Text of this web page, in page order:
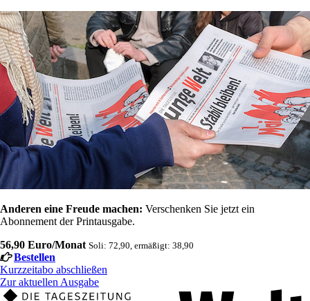
Anderen eine Freude machen: Verschenken Sie jetzt ein
Abonnement der Printausgabe.
56,90 Euro/Monat Soli: 72,90, ermäßigt: 38,90
Bestellen
Kurzzeitabo abschließen
Zur aktuellen Ausgabe